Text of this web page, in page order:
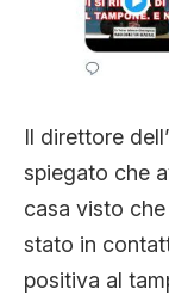
Il direttore
spiegato che
casa visto
stato in
positiva al